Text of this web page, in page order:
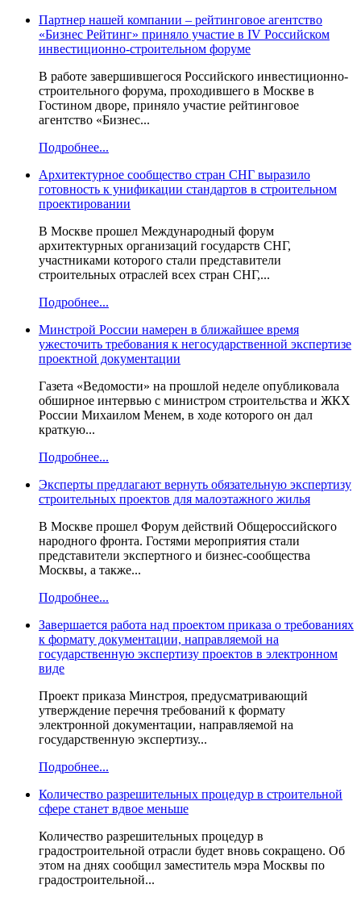
Партнер нашей компании – рейтинговое агентство
«Бизнес Рейтинг» приняло участие в IV Российском
инвестиционно-строительном форуме
В работе завершившегося Российского инвестиционно-
строительного форума, проходившего в Москве в
Гостином дворе, приняло участие рейтинговое
агентство «Бизнес...
Подробнее...
Архитектурное сообщество стран СНГ выразило
готовность к унификации стандартов в строительном
проектировании
В Москве прошел Международный форум
архитектурных организаций государств СНГ,
участниками которого стали представители
строительных отраслей всех стран СНГ,...
Подробнее...
Минстрой России намерен в ближайшее время
ужесточить требования к негосударственной экспертизе
проектной документации
Газета «Ведомости» на прошлой неделе опубликовала
обширное интервью с министром строительства и ЖКХ
России Михаилом Менем, в ходе которого он дал
краткую...
Подробнее...
Эксперты предлагают вернуть обязательную экспертизу
строительных проектов для малоэтажного жилья
В Москве прошел Форум действий Общероссийского
народного фронта. Гостями мероприятия стали
представители экспертного и бизнес-сообщества
Москвы, а также...
Подробнее...
Завершается работа над проектом приказа о требованиях
к формату документации, направляемой на
государственную экспертизу проектов в электронном
виде
Проект приказа Минстроя, предусматривающий
утверждение перечня требований к формату
электронной документации, направляемой на
государственную экспертизу...
Подробнее...
Количество разрешительных процедур в строительной
сфере станет вдвое меньше
Количество разрешительных процедур в
градостроительной отрасли будет вновь сокращено. Об
этом на днях сообщил заместитель мэра Москвы по
градостроительной...